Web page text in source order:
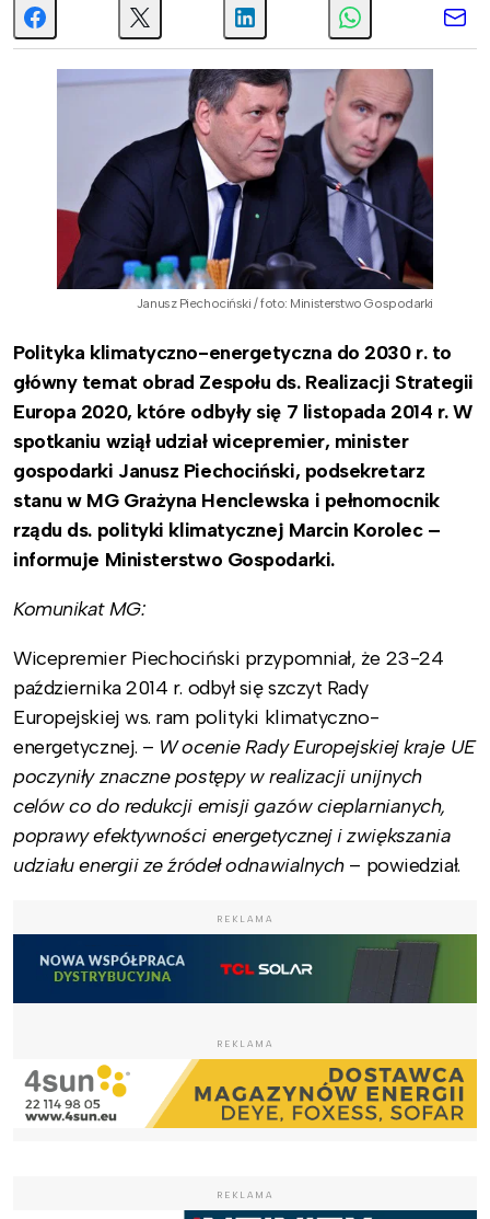
Janusz Piechociński / foto: Ministerstwo Gospodarki
Polityka klimatyczno-energetyczna do 2030 r. to
główny temat obrad Zespołu ds. Realizacji Strategii
Europa 2020, które odbyły się 7 listopada 2014 r. W
spotkaniu wziął udział wicepremier, minister
gospodarki Janusz Piechociński, podsekretarz
stanu w MG Grażyna Henclewska i pełnomocnik
rządu ds. polityki klimatycznej Marcin Korolec –
informuje Ministerstwo Gospodarki.
Komunikat MG:
Wicepremier Piechociński przypomniał, że 23-24
października 2014 r. odbył się szczyt Rady
Europejskiej ws. ram polityki klimatyczno-
energetycznej. – W ocenie Rady Europejskiej kraje UE
poczyniły znaczne postępy w realizacji unijnych
celów co do redukcji emisji gazów cieplarnianych,
poprawy efektywności energetycznej i zwiększania
udziału energii ze źródeł odnawialnych– powiedział.
REKLAMA
REKLAMA
REKLAMA